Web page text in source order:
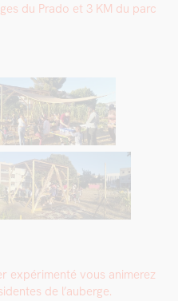
du Pra­do et 3 KM du parc
expéri­men­té vous ani­merez
de l’auberge.